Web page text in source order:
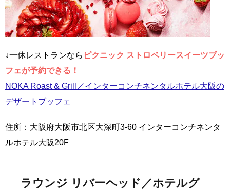
↓一休レストランなら ピクニック ストロベリースイーツブッ
フェが予約できる！
NOKA Roast & Grill／インターコンチネンタルホテル大阪の
デザートブッフェ
住所：大阪府大阪市北区大深町3-60 インターコンチネンタ
ルホテル大阪20F
ラウンジ リバーヘッド／ホテルグ